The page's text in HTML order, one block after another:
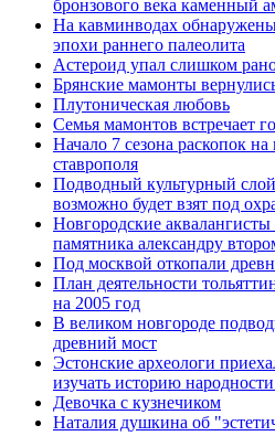
бронзового века каменный
На кавминводах
эпохи раннего палеолита
Астероид упал слишком
Брянские мамонты
Плутоническая любовь
Семья мамонтов встречает
Начало 7 сезона раскопок на
ставрополя
Подводный культурный
возможно будет взят под
Новгородские
памятника александру
Под москвой откопали
План деятельности
на 2005 год
В великом новгороде
древний мост
Эстонские археологи
изучать историю народности
Девочка с кузнечиком
Наталия душкина об